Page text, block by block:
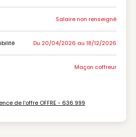
Salaire non renseigné
Du 20/04/2026 au 18/12/2026
Maçon coffreur
de l'offre OFFRE - 636 999